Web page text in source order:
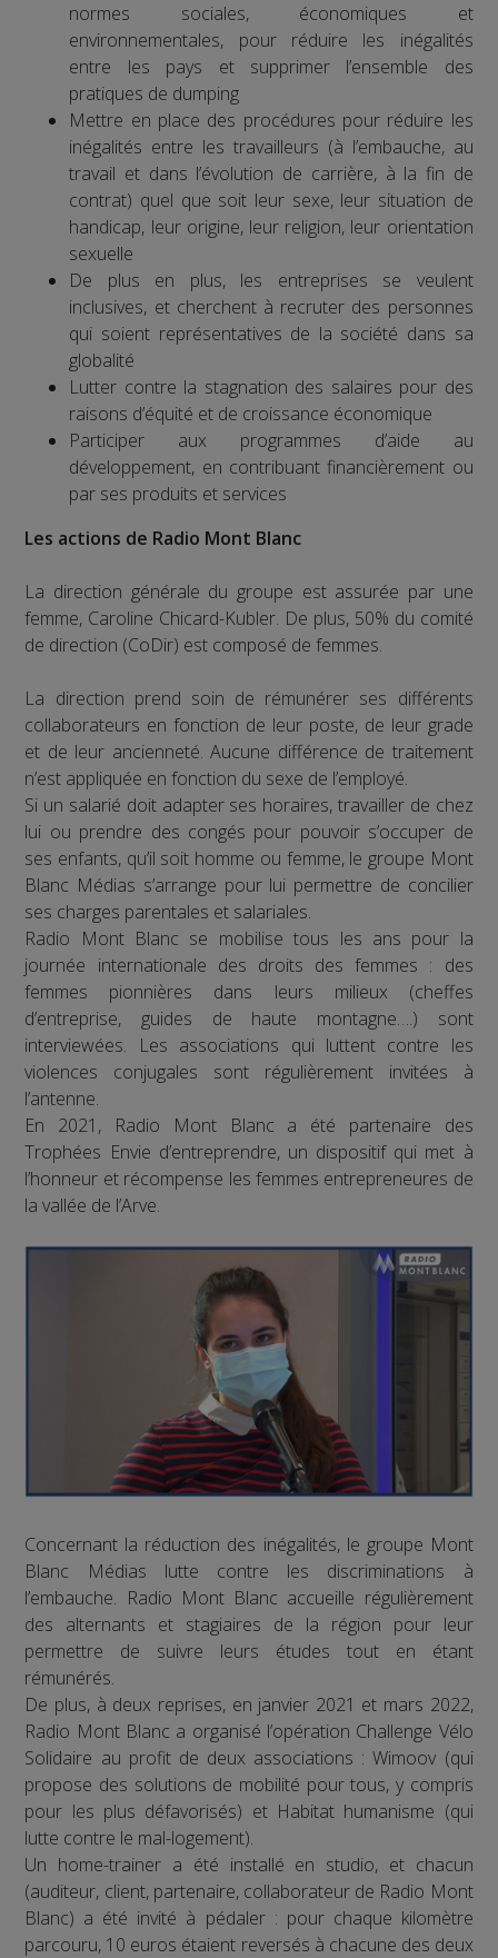
normes sociales, économiques et
environnementales, pour réduire les inégalités
entre les pays et supprimer l’ensemble des
pratiques de dumping
Mettre en place des procédures pour réduire les
inégalités entre les travailleurs (à l’embauche, au
travail et dans l’évolution de carrière, à la fin de
contrat) quel que soit leur sexe, leur situation de
handicap, leur origine, leur religion, leur orientation
sexuelle
De plus en plus, les entreprises se veulent
inclusives, et cherchent à recruter des personnes
qui soient représentatives de la société dans sa
globalité
Lutter contre la stagnation des salaires pour des
raisons d’équité et de croissance économique
Participer aux programmes d’aide au
développement, en contribuant financièrement ou
par ses produits et services
Les actions de Radio Mont Blanc
La direction générale du groupe est assurée par une
femme, Caroline Chicard-Kubler. De plus, 50% du comité
de direction (CoDir) est composé de femmes.
La direction prend soin de rémunérer ses différents
collaborateurs en fonction de leur poste, de leur grade
et de leur ancienneté. Aucune différence de traitement
n’est appliquée en fonction du sexe de l’employé.
Si un salarié doit adapter ses horaires, travailler de chez
lui ou prendre des congés pour pouvoir s’occuper de
ses enfants, qu’il soit homme ou femme, le groupe Mont
Blanc Médias s’arrange pour lui permettre de concilier
ses charges parentales et salariales.
Radio Mont Blanc se mobilise tous les ans pour la
journée internationale des droits des femmes : des
femmes pionnières dans leurs milieux (cheffes
d’entreprise, guides de haute montagne….) sont
interviewées. Les associations qui luttent contre les
violences conjugales sont régulièrement invitées à
l’antenne.
En 2021, Radio Mont Blanc a été partenaire des
Trophées Envie d’entreprendre, un dispositif qui met à
l’honneur et récompense les femmes entrepreneures de
la vallée de l’Arve.
Concernant la réduction des inégalités, le groupe Mont
Blanc Médias lutte contre les discriminations à
l’embauche. Radio Mont Blanc accueille régulièrement
des alternants et stagiaires de la région pour leur
permettre de suivre leurs études tout en étant
rémunérés.
De plus, à deux reprises, en janvier 2021 et mars 2022,
Radio Mont Blanc a organisé l’opération Challenge Vélo
Solidaire au profit de deux associations : Wimoov (qui
propose des solutions de mobilité pour tous, y compris
pour les plus défavorisés) et Habitat humanisme (qui
lutte contre le mal-logement).
Un home-trainer a été installé en studio, et chacun
(auditeur, client, partenaire, collaborateur de Radio Mont
Blanc) a été invité à pédaler : pour chaque kilomètre
parcouru, 10 euros étaient reversés à chacune des deux